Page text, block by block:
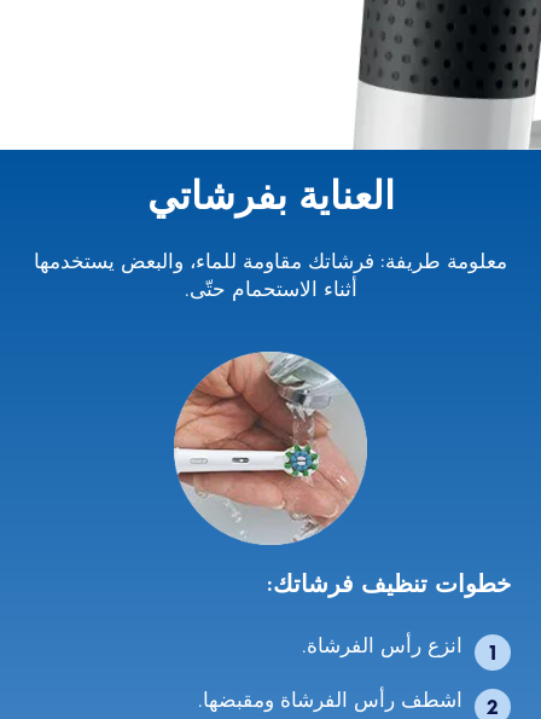
العناية بفرشاتي
معلومة طريفة: فرشاتك مقاومة للماء، والبعض يستخدمها
أثناء الاستحمام حتّى.
خطوات تنظيف فرشاتك:
انزع رأس الفرشاة.
اشطف رأس الفرشاة ومقبضها.